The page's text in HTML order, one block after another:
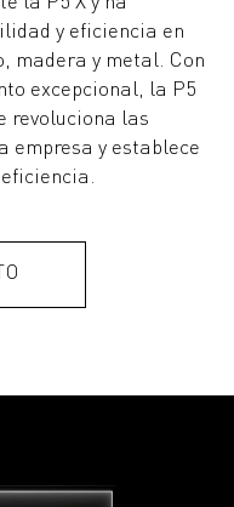
y eficiencia en
madera y metal. Con
excepcional, la P5
revoluciona las
empresa y establece